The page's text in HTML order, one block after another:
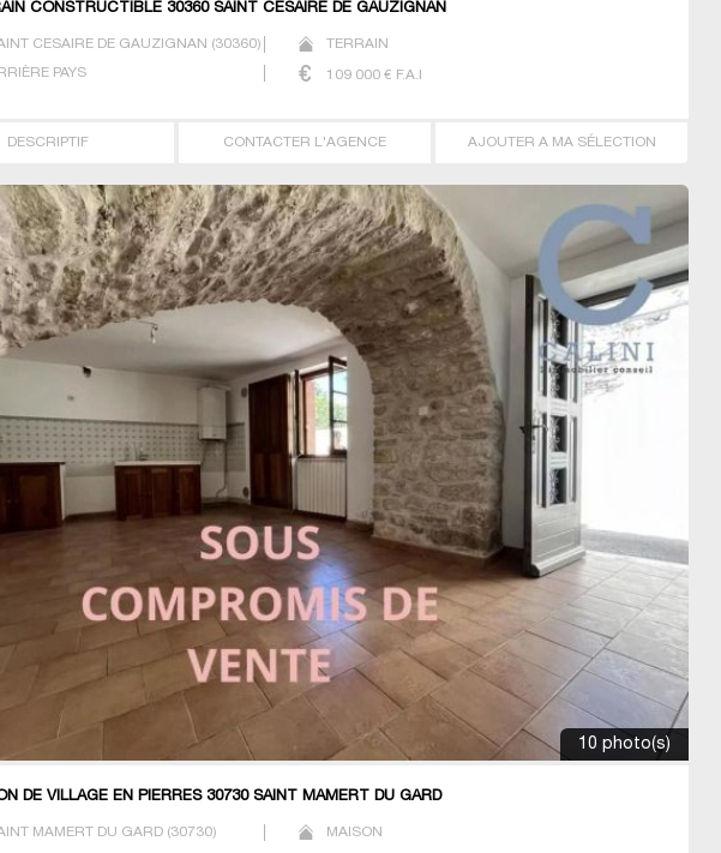
CONSTRUCTIBLE 30360 SAINT CESAIRE DE GAUZIGNAN
CESAIRE DE GAUZIGNAN (30360) TERRAIN
PAYS 109 000 € F.A.I
DESCRIPTIF CONTACTER L'AGENCE AJOUTER A MA SÉLECTION
10 photo(s)
DE VILLAGE EN PIERRES 30730 SAINT MAMERT DU GARD
MAMERT DU GARD (30730) MAISON